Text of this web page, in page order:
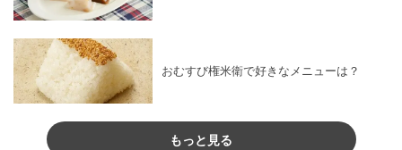
おむすび権米衛で好きなメニューは？
もっと見る